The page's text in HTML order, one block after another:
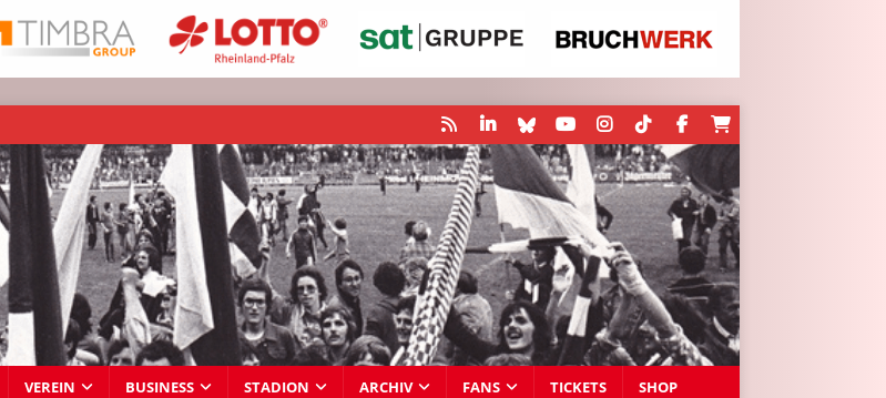
VEREIN BUSINESS STADION ARCHIV FANS TICKETS SHOP